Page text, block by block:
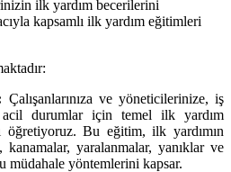
ilk yardım becerilerini
kapsamlı ilk yardım eğitimleri
Çalışanlarınıza ve yöneticilerinize, iş
acil durumlar için temel ilk yardım
öğretiyoruz. Bu eğitim, ilk yardımın
yaralanmalar, yanıklar ve
müdahale yöntemlerini kapsar.